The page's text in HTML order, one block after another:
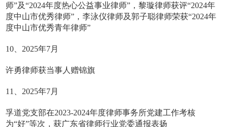
师”及“2024年度热心公益事业律师”，黎璇律师获评“2024年
度中山市优秀律师”，李泳仪律师及郭子聪律师荣获“2024年
度中山市优秀青年律师”
10、2025年7月
许勇律师获当事人赠锦旗
11、2025年7月
孚道党支部在2023-2024年度律师事务所党建工作考核
为“好”等次，获广东省律师行业党委通报表扬